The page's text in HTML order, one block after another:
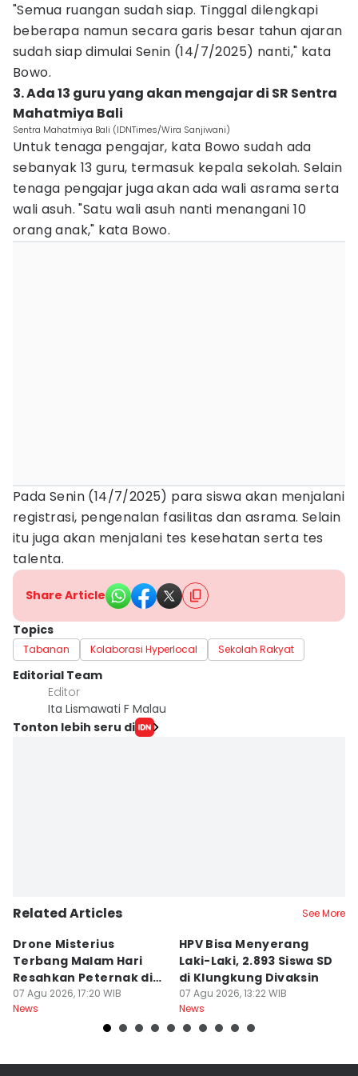
"Semua ruangan sudah siap. Tinggal dilengkapi
beberapa namun secara garis besar tahun ajaran
sudah siap dimulai Senin (14/7/2025) nanti," kata
Bowo.
3. Ada 13 guru yang akan mengajar di SR Sentra
Mahatmiya Bali
Sentra Mahatmiya Bali (IDNTimes/Wira Sanjiwani)
Untuk tenaga pengajar, kata Bowo sudah ada
sebanyak 13 guru, termasuk kepala sekolah. Selain
tenaga pengajar juga akan ada wali asrama serta
wali asuh. "Satu wali asuh nanti menangani 10
orang anak," kata Bowo.
Pada Senin (14/7/2025) para siswa akan menjalani
registrasi, pengenalan fasilitas dan asrama. Selain
itu juga akan menjalani tes kesehatan serta tes
talenta.
Share Article
Topics
Tabanan Kolaborasi Hyperlocal Sekolah Rakyat
Editorial Team
Editor
Ita Lismawati F Malau
Tonton lebih seru di
Related Articles See More
Drone Misterius
Terbang Malam Hari
Resahkan Peternak di
Marga Tabanan
07 Agu 2026, 17:20 WIB
News
HPV Bisa Menyerang
Laki-Laki, 2.893 Siswa SD
di Klungkung Divaksin
07 Agu 2026, 13:22 WIB
News